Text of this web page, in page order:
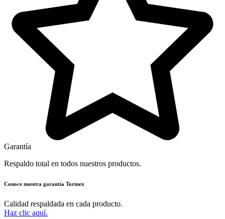
Garantía
Respaldo total en todos nuestros productos.
Conoce nuestra garantía Tormex
Calidad respaldada en cada producto.
Haz clic aquí.